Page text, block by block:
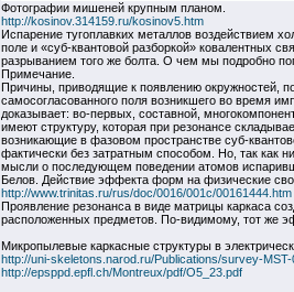
Фотографии мишеней крупным планом.
http://kosinov.314159.ru/kosinov5.htm
Испарение тугоплавких металлов воздействием
поле и «суб-квантовой разборкой» ковалентных
разрыванием того же болта. О чем мы подробно
Примечание.
Причины, приводящие к появлению окружностей,
самосогласованного поля возникшего во время
доказывает: во-первых, составной,
имеют структуру, которая при резонансе
возникающие в фазовом пространстве суб-
фактически без затратным способом. Но, так как
мысли о последующем поведении атомов
Белов. Действие эффекта форм на физические
http://www.trinitas.ru/rus/doc/0016/001c/00161444.htm
Проявление резонанса в виде матрицы каркаса
расположенных предметов. По-видимому, тот же
Микропылевые каркасные структуры в
http://uni-skeletons.narod.ru/Publications/survey-MST-
http://epsppd.epfl.ch/Montreux/pdf/O5_23.pdf